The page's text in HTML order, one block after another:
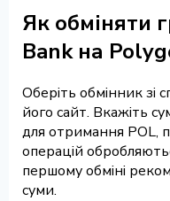
Як обміняти
Bank на
Оберіть обмінник зі
його сайт. Вкажіть
для отримання POL,
операцій
першому обміні
суми.